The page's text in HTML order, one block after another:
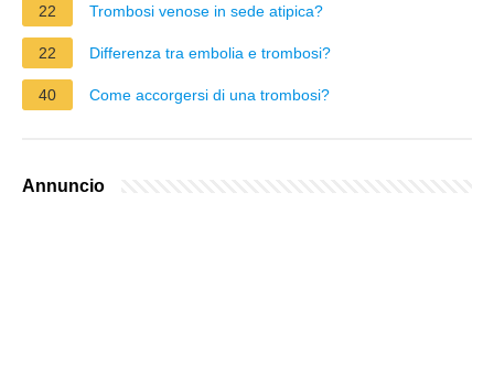
22 Trombosi venose in sede atipica?
22 Differenza tra embolia e trombosi?
40 Come accorgersi di una trombosi?
Annuncio